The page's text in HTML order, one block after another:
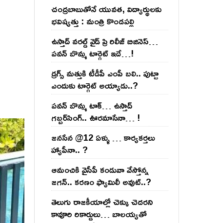
చంద్ర‌బాబుతోనే యువ‌త‌, విద్యార్థుల‌కు
భ‌విష్య‌త్తు : మంత్రి కొండ‌ప‌ల్లి
ఉస్తాద్ వ‌ర‌ల్డ్ వైడ్ ప్రి రిలీజ్ బిజినెస్‌…
ప‌వ‌న్ బొమ్మ టార్గెట్ ఇదే…!
డ్రగ్స్ మత్తుకి టీడీపీ ఎంపీ బలి.. పుట్టా
ఎందుకు టార్గెట్ అయ్యాడు..?
ప‌వ‌న్ బొమ్మ టాక్‌… ఉస్తాద్
గ‌బ్బ‌ర్‌సింగ్‌.. ఊర‌మాసేనా… !
జనసేన @12 ఏళ్ళు … కార్యకర్తలు
హ్యాపీనా.. ?
ఆమంచికి వైసీపీ కండువా వేస్తోన్న
జ‌గ‌న్‌.. క‌ర‌ణం ఫ్యామిలీ అవుట్‌..?
తెలుగు రాజ‌కీయాల్లో చెక్కు చెద‌ర‌ని
కావూరి రికార్డులు… బాల‌య్యతో